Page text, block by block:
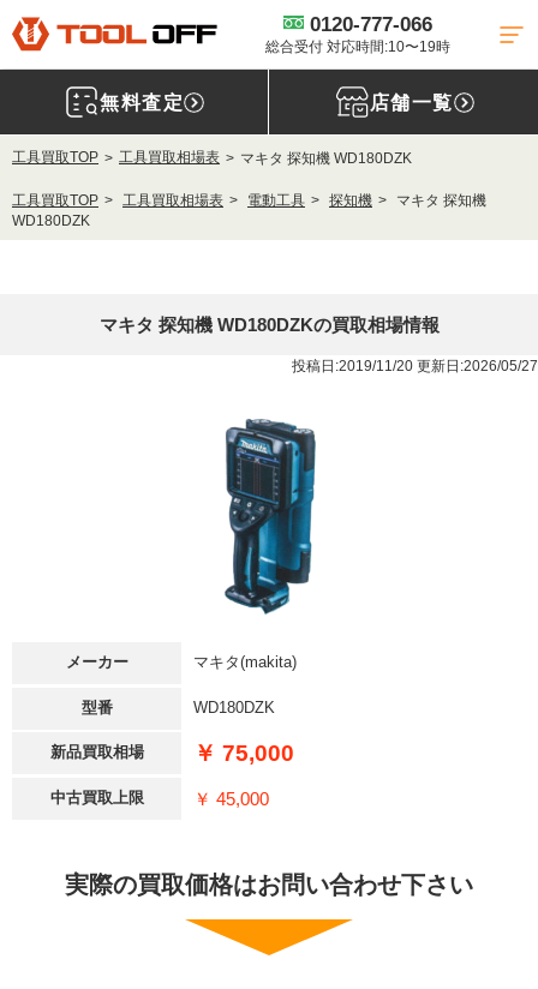
0120-777-066
総合受付 対応時間:10〜19時
無料査定 店舗一覧
工具買取TOP 工具買取相場表 マキタ 探知機 WD180DZK
工具買取TOP 工具買取相場表 電動工具 探知機
マキタ 探知機
WD180DZK
マキタ 探知機 WD180DZKの買取相場情報
投稿日:2019/11/20 更新日:2026/05/27
メーカー マキタ(makita)
型番 WD180DZK
新品買取相場 ￥ 75,000
中古買取上限 ￥ 45,000
実際の買取価格はお問い合わせ下さい